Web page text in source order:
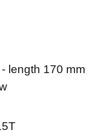
length 170 mm